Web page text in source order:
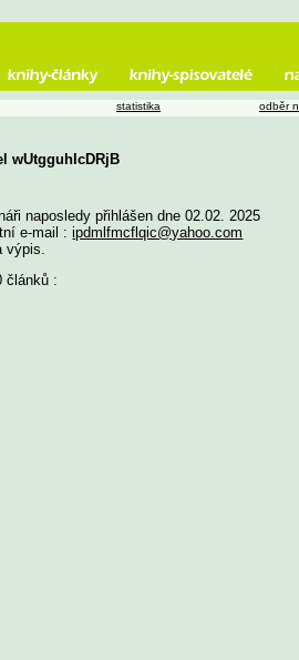
wUtgguhIcDRjB
naposledy přihlášen dne 02.02. 2025
e-mail :ipdmlfmcflqic@yahoo.com
výpis.
článků :
statistika odběr